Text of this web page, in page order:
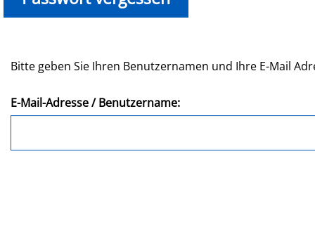
Bitte geben Sie Ihren Benutzernamen und Ihre E-Mail
E-Mail-Adresse / Benutzername: